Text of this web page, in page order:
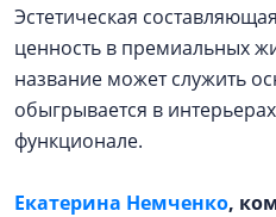
Эстетическая
ценность в премиальных
название может служить
обыгрывается в
функционале.
Екатерина Немченко,